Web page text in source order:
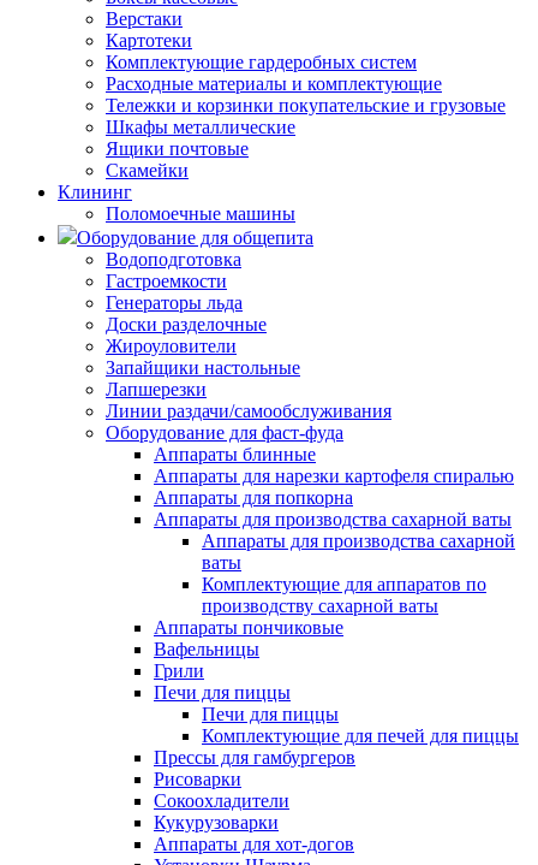
Верстаки
Картотеки
Комплектующие гардеробных систем
Расходные материалы и комплектующие
Тележки и корзинки покупательские и грузовые
Шкафы металлические
Ящики почтовые
Скамейки
Клининг
Поломоечные машины
Оборудование для общепита
Водоподготовка
Гастроемкости
Генераторы льда
Доски разделочные
Жироуловители
Запайщики настольные
Лапшерезки
Линии раздачи/самообслуживания
Оборудование для фаст-фуда
Аппараты блинные
Аппараты для нарезки картофеля спиралью
Аппараты для попкорна
Аппараты для производства сахарной ваты
Аппараты для производства сахарной
ваты
Комплектующие для аппаратов по
производству сахарной ваты
Аппараты пончиковые
Вафельницы
Грили
Печи для пиццы
Печи для пиццы
Комплектующие для печей для пиццы
Прессы для гамбургеров
Рисоварки
Сокоохладители
Кукурузоварки
Аппараты для хот-догов